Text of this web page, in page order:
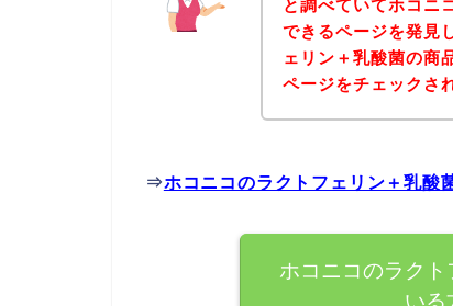
と調べていてホコニ
できるページを発見
ェリン＋乳酸菌の商
ページをチェックさ
⇒ホコニコのラクトフェリン＋乳酸
ホコニコのラク
いる